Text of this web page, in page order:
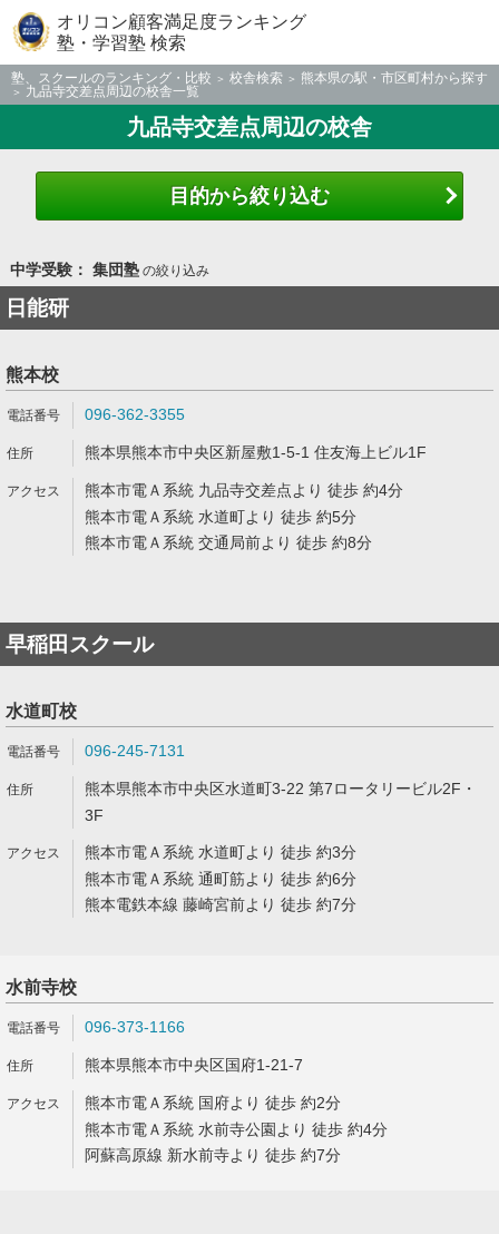
オリコン顧客満足度ランキング
塾・学習塾 検索
塾、スクールのランキング・比較 校舎検索
熊本県の駅・市区町村から探す
九品寺交差点周辺の校舎一覧
九品寺交差点周辺の校舎
目的から絞り込む
中学受験： 集団塾の絞り込み
日能研
熊本校
096-362-3355
熊本県熊本市中央区新屋敷1-5-1 住友海上ビル1F
熊本市電Ａ系統 九品寺交差点より 徒歩 約4分
熊本市電Ａ系統 水道町より 徒歩 約5分
熊本市電Ａ系統 交通局前より 徒歩 約8分
早稲田スクール
水道町校
096-245-7131
熊本県熊本市中央区水道町3-22 第7ロータリービル2F・
3F
熊本市電Ａ系統 水道町より 徒歩 約3分
熊本市電Ａ系統 通町筋より 徒歩 約6分
熊本電鉄本線 藤崎宮前より 徒歩 約7分
水前寺校
096-373-1166
熊本県熊本市中央区国府1-21-7
熊本市電Ａ系統 国府より 徒歩 約2分
熊本市電Ａ系統 水前寺公園より 徒歩 約4分
阿蘇高原線 新水前寺より 徒歩 約7分